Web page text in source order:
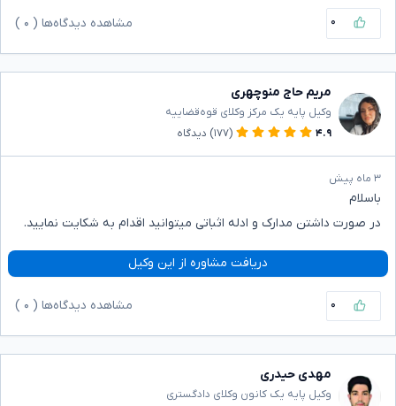
۰ مشاهده دیدگاه‌ها ( ۰
مریم حاج منوچهری
وکیل پایه یک مرکز وکلای قوه‌قضاییه
۴.۹
(۱۷۷) دیدگاه
۳ ماه پیش
باسلام
در صورت داشتن مدارک و ادله اثباتی میتوانید اقدام به شکایت نمایید.
دریافت مشاوره از این وکیل
۰ مشاهده دیدگاه‌ها ( ۰
مهدی حیدری
وکیل پایه یک کانون وکلای دادگستری